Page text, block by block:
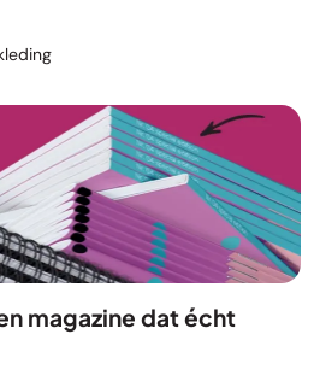
magazine dat écht